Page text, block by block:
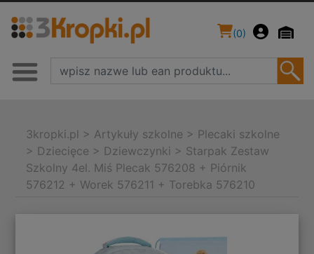
(0)
3kropki.pl > Artykuły szkolne > Plecaki szkolne
> Dziecięce > Dziewczynki > Starpak Zestaw
Szkolny 4el. Miś Plecak 576208 + Piórnik
576212 + Worek 576211 + Torebka 576210